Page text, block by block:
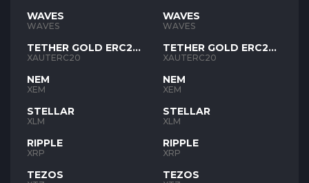
WAVES
WAVES
TETHER GOLD ERC20
XAUT
XAUTERC20
NEM
XEM
STELLAR
XLM
RIPPLE
XRP
TEZOS
WAVES
WAVES
TETHER GOLD ERC20
XAUT
XAUTERC20
NEM
XEM
STELLAR
XLM
RIPPLE
XRP
TEZOS